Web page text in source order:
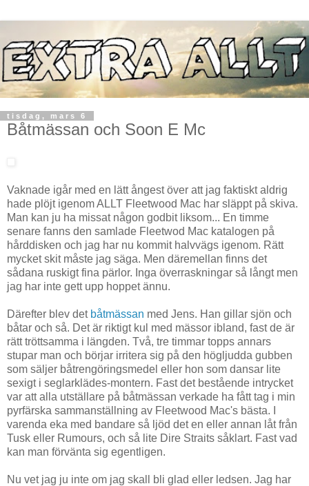
tisdag, mars 6
Båtmässan och Soon E Mc
Vaknade igår med en lätt ångest över att jag faktiskt aldrig
hade plöjt igenom ALLT Fleetwood Mac har släppt på skiva.
Man kan ju ha missat någon godbit liksom... En timme
senare fanns den samlade Fleetwod Mac katalogen på
hårddisken och jag har nu kommit halvvägs igenom. Rätt
mycket skit måste jag säga. Men däremellan finns det
sådana ruskigt fina pärlor. Inga överraskningar så långt men
jag har inte gett upp hoppet ännu.
Därefter blev det båtmässan med Jens. Han gillar sjön och
båtar och så. Det är riktigt kul med mässor ibland, fast de är
rätt tröttsamma i längden. Två, tre timmar topps annars
stupar man och börjar irritera sig på den högljudda gubben
som säljer båtrengöringsmedel eller hon som dansar lite
sexigt i seglarklädes-montern. Fast det bestående intrycket
var att alla utställare på båtmässan verkade ha fått tag i min
pyrfärska sammanställning av Fleetwood Mac's bästa. I
varenda eka med bandare så ljöd det en eller annan låt från
Tusk eller Rumours, och så lite Dire Straits såklart. Fast vad
kan man förvänta sig egentligen.
Nu vet jag ju inte om jag skall bli glad eller ledsen. Jag har